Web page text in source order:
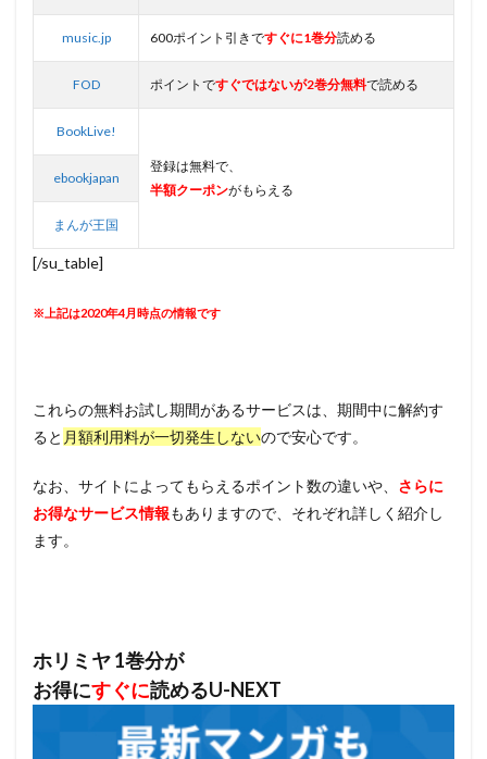
music.jp 600ポイント引きですぐに1巻分読める
FOD ポイントですぐではないが2巻分無料で読める
BookLive!
登録は無料で、
半額クーポンがもらえる
ebookjapan
まんが王国
[/su_table]
※上記は2020年4月時点の情報です
これらの無料お試し期間があるサービスは、期間中に解約す
ると 月額利用料が一切発生しないので安心です。
なお、サイトによってもらえるポイント数の違いや、 さらに
お得なサービス情報もありますので、それぞれ詳しく紹介し
ます。
ホリミヤ 1巻分が
お得にすぐに読めるU-NEXT